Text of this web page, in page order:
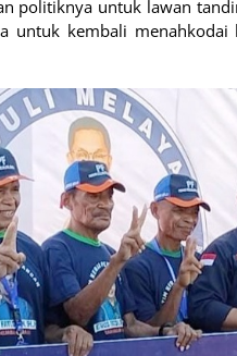
politiknya untuk lawan
untuk kembali menahkodai